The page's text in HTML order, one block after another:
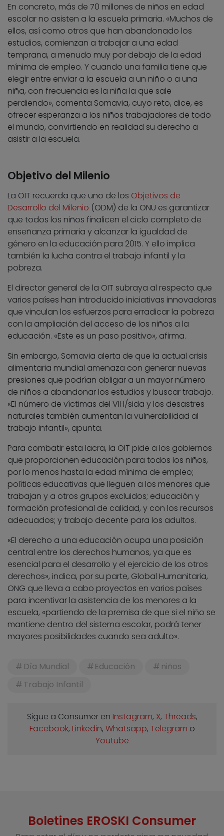
En concreto, más de 70 millones de niños en edad
escolar no asisten a la escuela primaria. «Muchos de
ellos, así como otros que han abandonado los
estudios, comienzan a trabajar a una edad
temprana, a menudo muy por debajo de la edad
mínima de empleo. Y cuando una familia tiene que
elegir entre enviar a la escuela a un niño o a una
niña, con frecuencia es la niña la que sale
perdiendo», comenta Somavia, cuyo reto, dice, es
ofrecer esperanza a los niños trabajadores de todo
el mundo, convirtiendo en realidad su derecho a
asistir a la escuela.
Objetivo del Milenio
La OIT recuerda que uno de los Objetivos de
Desarrollo del Milenio (ODM) de la ONU es garantizar
que todos los niños finalicen el ciclo completo de
enseñanza primaria y alcanzar la igualdad de
género en la educación para 2015. Y ello implica
también la lucha contra el trabajo infantil y la
pobreza.
El director general de la OIT subraya al respecto que
varios países han introducido iniciativas innovadoras
que vinculan los esfuerzos para erradicar la pobreza
con la ampliación del acceso de los niños a la
educación. «Este es un paso positivo», afirma.
Sin embargo, Somavia alerta de que la actual crisis
alimentaria mundial amenaza con generar nuevas
presiones que podrían obligar a un mayor número
de niños a abandonar los estudios y buscar trabajo.
«El número de víctimas del VIH/sida y los desastres
naturales también aumentan la vulnerabilidad al
trabajo infantil», apunta.
Para combatir esta lacra, la OIT pide a los gobiernos
que proporcionen educación para todos los niños,
por lo menos hasta la edad mínima de empleo;
políticas educativas que lleguen a los menores que
trabajan y a otros grupos excluidos; educación y
formación profesional de calidad, y con los recursos
adecuados; y trabajo decente para los adultos.
«El derecho a una educación ocupa una posición
central entre los derechos humanos, ya que es
esencial para el desarrollo y el ejercicio de los otros
derechos», indica, por su parte, Global Humanitaria,
ONG que lleva a cabo proyectos en varios países
para incentivar la asistencia de los menores a la
escuela, «partiendo de la premisa de que si el niño se
mantiene dentro del sistema escolar, podrá tener
mayores posibilidades cuando sea adulto».
Día Mundial Educación
niños
Trabajo Infantil
Sigue a Consumer en Instagram, X, Threads,
Facebook, Linkedin, Whatsapp, Telegram o
Youtube
Boletines EROSKI Consumer